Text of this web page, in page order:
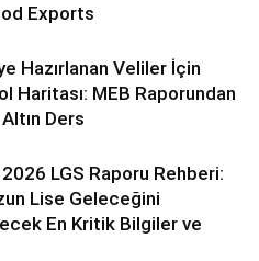
Exports
Hazırlanan Veliler İçin
Haritası: MEB Raporundan
Altın Ders
LGS Raporu Rehberi:
Lise Geleceğini
En Kritik Bilgiler ve